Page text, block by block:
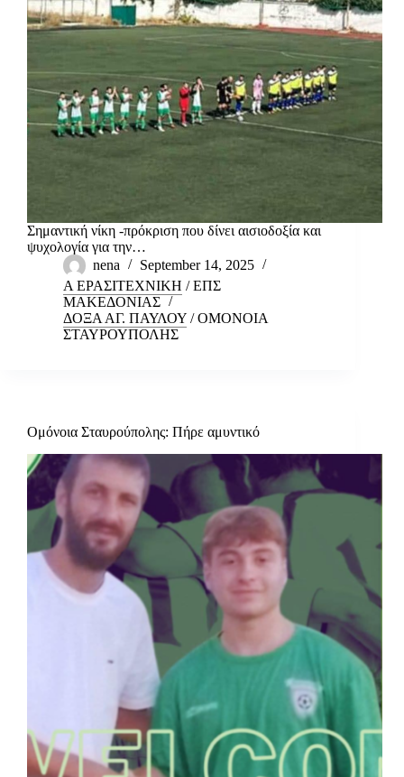
Σημαντική νίκη -πρόκριση που δίνει αισιοδοξία και
ψυχολογία για την…
nena
September 14, 2025
Α ΕΡΑΣΙΤΕΧΝΙΚΗ /ΕΠΣ
ΜΑΚΕΔΟΝΙΑΣ
ΔΟΞΑ ΑΓ. ΠΑΥΛΟΥ /ΟΜΟΝΟΙΑ
ΣΤΑΥΡΟΥΠΟΛΗΣ
Ομόνοια Σταυρούπολης: Πήρε αμυντικό